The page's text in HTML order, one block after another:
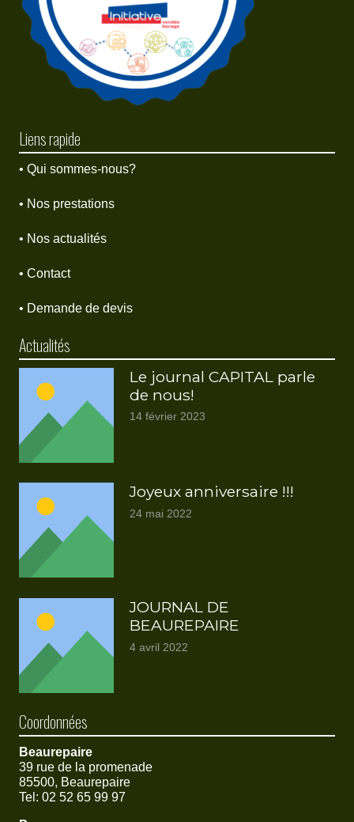
Liens rapide
• Qui sommes-nous?
• Nos prestations
• Nos actualités
• Contact
• Demande de devis
Actualités
Le journal CAPITAL parle
de nous!
14 février 2023
Joyeux anniversaire !!!
24 mai 2022
JOURNAL DE
BEAUREPAIRE
4 avril 2022
Coordonnées
Beaurepaire
39 rue de la promenade
85500, Beaurepaire
Tel: 02 52 65 99 97